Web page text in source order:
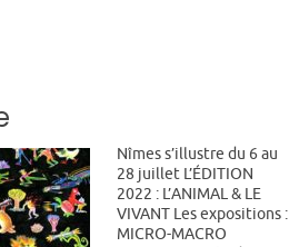
Nîmes s’illustre du 6 au
28 juillet L’ÉDITION
2022 : L’ANIMAL & LE
VIVANT Les expositions :
MICRO-MACRO